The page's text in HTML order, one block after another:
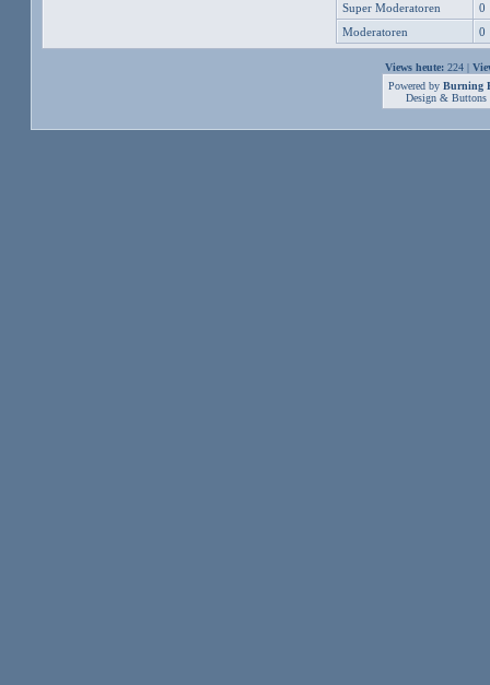
Super Moderatoren
0
Moderatoren
0
Views heute: 224 |
Powered by Burning
Design & Buttons